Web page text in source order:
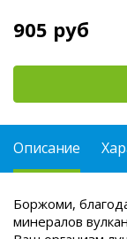
905 руб
Описание
Боржоми,
минералов